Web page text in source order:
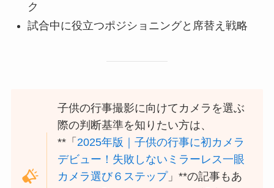
ク
試合中に役立つポジショニングと席替え戦略
子供の行事撮影に向けてカメラを選ぶ
際の判断基準を知りたい方は、
**「 2025年版｜子供の行事に初カメラ
デビュー！失敗しないミラーレス一眼
カメラ選び６ステップ」**の記事もあ